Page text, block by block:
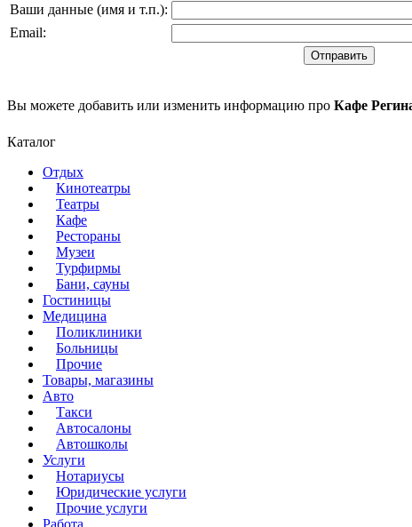
Ваши данные (имя и т.п.):
Email:
Вы можете добавить или изменить информацию про Кафе
Каталог
Отдых
Кинотеатры
Театры
Кафе
Рестораны
Музеи
Турфирмы
Бани, сауны
Гостиницы
Медицина
Поликлиники
Больницы
Прочие
Товары, магазины
Авто
Такси
Автосалоны
Автошколы
Услуги
Нотариусы
Юридические услуги
Прочие услуги